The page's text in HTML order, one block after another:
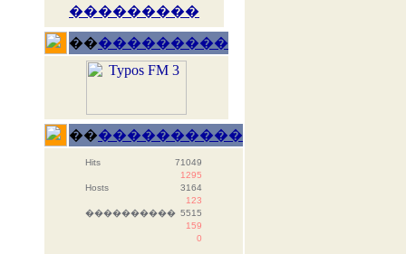
���������
�����������
������������
Hits
71049
1295
Hosts
3164
123
���������� 5515
159
0